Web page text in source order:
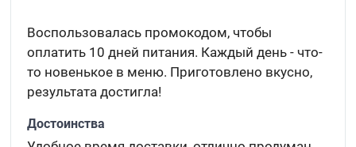
Воспользовалась промокодом, чтобы
оплатить 10 дней питания. Каждый день - что-
то новенькое в меню. Приготовлено вкусно,
результата достигла!
Достоинства